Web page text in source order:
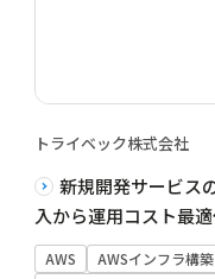
トライベック株式会社
新規開発サービス
入から運用コスト最
AWS AWSインフラ構築